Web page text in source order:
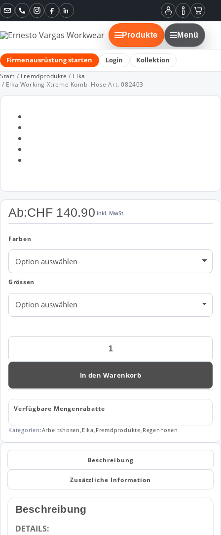
Mein
Konto
Informationen
Instagram
FacebookLinkedIn
Produkte Menü
Firmenausrüstung starten Login Kollektion
Start / Fremdprodukte / Elka
/ Elka Working Xtreme Kombi Hose Art. 082403
Ab:CHF140.90 inkl. MwSt.
Farben
Grössen
Elka
Xtreme
Hose
082403
In den Warenkorb
Verfügbare Mengenrabatte
Kategorien:Arbeitshosen, Elka, Fremdprodukte, Regenhosen
Beschreibung
Zusätzliche Information
Beschreibung
DETAILS: